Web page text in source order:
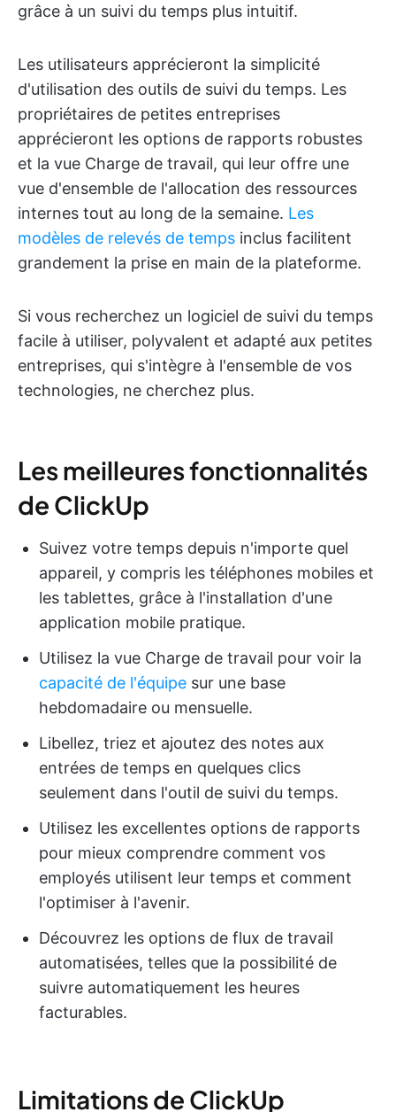
grâce à un suivi du temps plus intuitif.
Les utilisateurs apprécieront la simplicité
d'utilisation des outils de suivi du temps. Les
propriétaires de petites entreprises
apprécieront les options de rapports robustes
et la vue Charge de travail, qui leur offre une
vue d'ensemble de l'allocation des ressources
internes tout au long de la semaine. Les
modèles de relevés de temps inclus facilitent
grandement la prise en main de la plateforme.
Si vous recherchez un logiciel de suivi du temps
facile à utiliser, polyvalent et adapté aux petites
entreprises, qui s'intègre à l'ensemble de vos
technologies, ne cherchez plus.
Les meilleures fonctionnalités
de ClickUp
Suivez votre temps depuis n'importe quel
appareil, y compris les téléphones mobiles et
les tablettes, grâce à l'installation d'une
application mobile pratique.
Utilisez la vue Charge de travail pour voir la
capacité de l'équipe sur une base
hebdomadaire ou mensuelle.
Libellez, triez et ajoutez des notes aux
entrées de temps en quelques clics
seulement dans l'outil de suivi du temps.
Utilisez les excellentes options de rapports
pour mieux comprendre comment vos
employés utilisent leur temps et comment
l'optimiser à l'avenir.
Découvrez les options de flux de travail
automatisées, telles que la possibilité de
suivre automatiquement les heures
facturables.
Limitations de ClickUp